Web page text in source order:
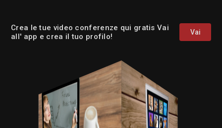
Crea le tue video conferenze qui gratis Vai
all' app e crea il tuo profilo!
Vai